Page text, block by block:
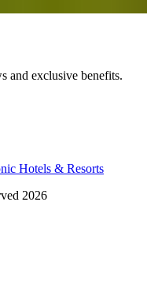
and exclusive benefits.
Hotels & Resorts
2026